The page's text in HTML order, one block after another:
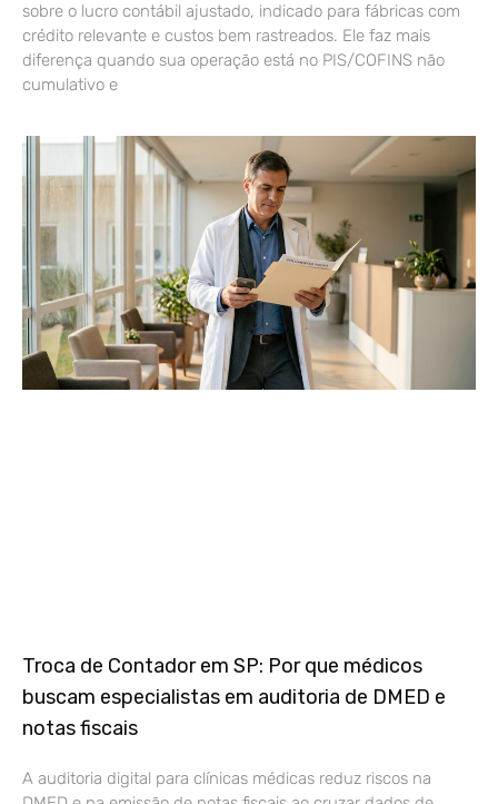
sobre o lucro contábil ajustado, indicado para fábricas com
crédito relevante e custos bem rastreados. Ele faz mais
diferença quando sua operação está no PIS/COFINS não
cumulativo e
Troca de Contador em SP: Por que médicos
buscam especialistas em auditoria de DMED e
notas fiscais
A auditoria digital para clínicas médicas reduz riscos na